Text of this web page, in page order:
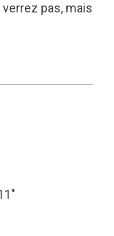
pas, mais